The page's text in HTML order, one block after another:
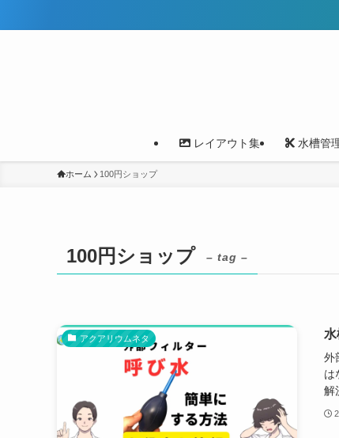
レイアウト集 水槽管
ホーム 100円ショップ
100円ショップ – tag –
アクアリウムネタ
外
は
解